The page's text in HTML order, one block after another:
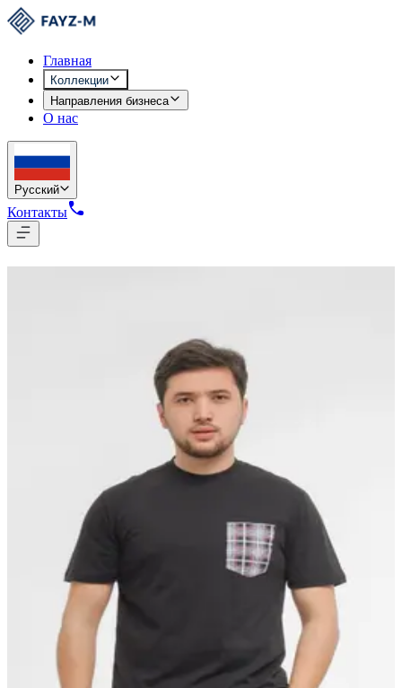
Главная
Коллекции
Направления бизнеса
О нас
Русский
Контакты